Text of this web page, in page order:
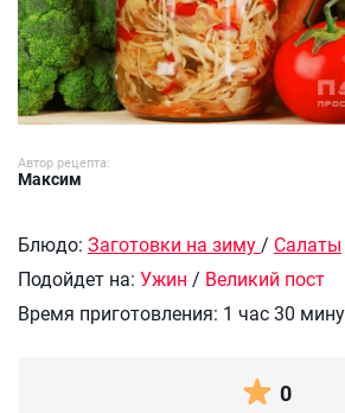
Автор рецепта:
Максим
Блюдо: Заготовки на зиму / Салаты
Подойдет на: Ужин / Великий пост
Время приготовления: 1 час 30
0